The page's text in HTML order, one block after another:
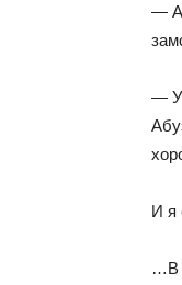
— А
—
И я
…В